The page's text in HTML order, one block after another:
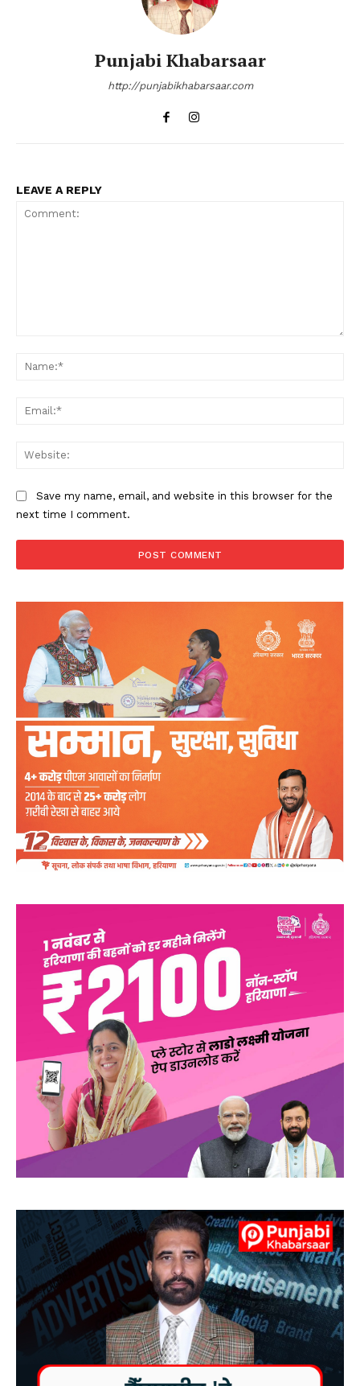
Punjabi Khabarsaar
http://punjabikhabarsaar.com
LEAVE A REPLY
Save my name, email, and website in this browser for the
next time I comment.